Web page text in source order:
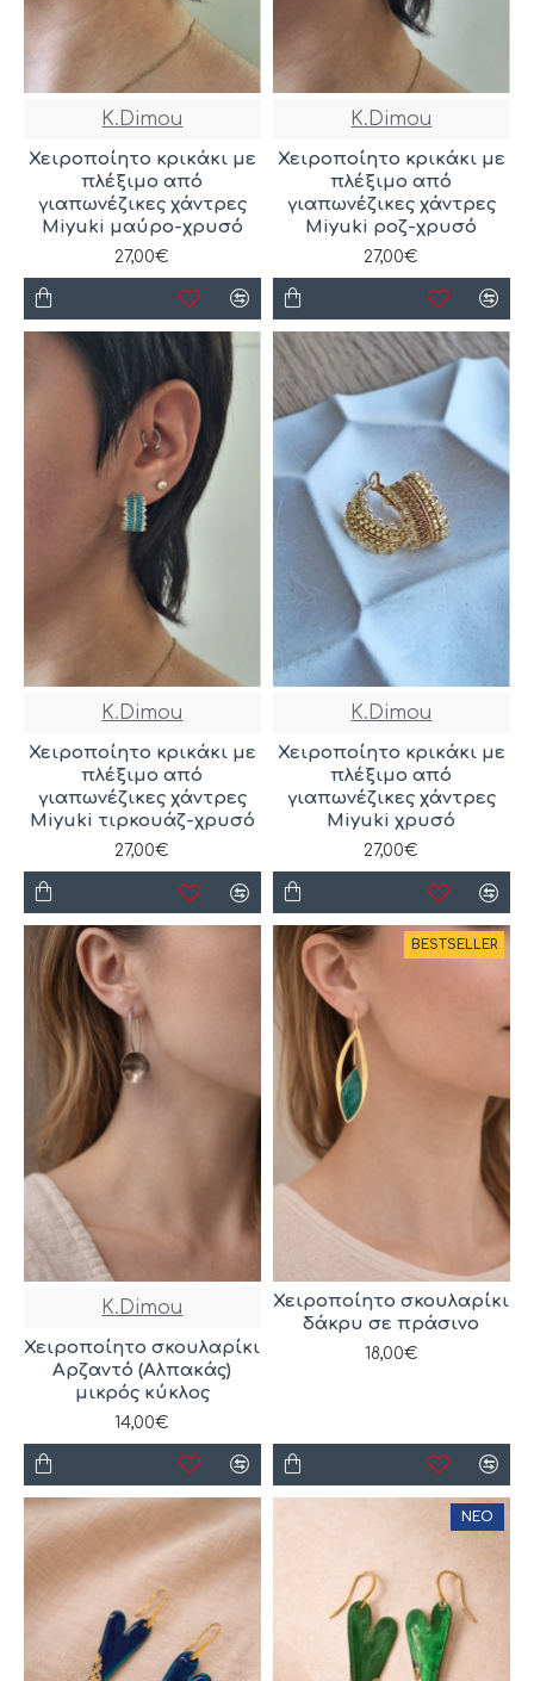
K.Dimou
Χειροποίητο κρικάκι με
πλέξιμο από
γιαπωνέζικες χάντρες
Miyuki μαύρο-χρυσό
27,00€
K.Dimou
Χειροποίητο κρικάκι με
πλέξιμο από
γιαπωνέζικες χάντρες
Miyuki ροζ-χρυσό
27,00€
K.Dimou
Χειροποίητο κρικάκι με
πλέξιμο από
γιαπωνέζικες χάντρες
Miyuki τιρκουάζ-χρυσό
27,00€
K.Dimou
Χειροποίητο κρικάκι με
πλέξιμο από
γιαπωνέζικες χάντρες
Miyuki χρυσό
27,00€
K.Dimou
Χειροποίητο σκουλαρίκι
Αρζαντό (Αλπακάς)
μικρός κύκλος
14,00€
BESTSELLER
Χειροποίητο σκουλαρίκι
δάκρυ σε πράσινο
18,00€
ΝΈΟ